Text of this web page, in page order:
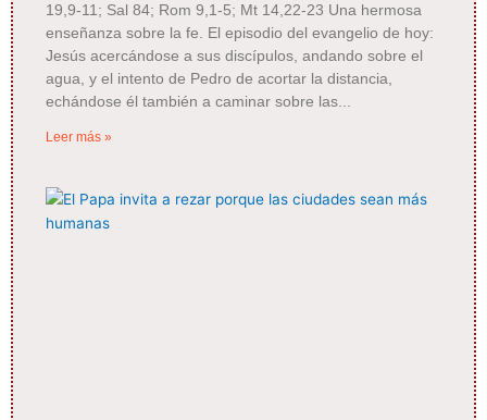
19,9-11; Sal 84; Rom 9,1-5; Mt 14,22-23 Una hermosa
enseñanza sobre la fe. El episodio del evangelio de hoy:
Jesús acercándose a sus discípulos, andando sobre el
agua, y el intento de Pedro de acortar la distancia,
echándose él también a caminar sobre las
Leer más »